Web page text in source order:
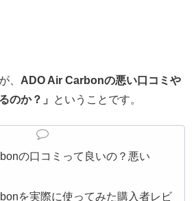
、 ADO Air Carbonの悪い口コミや
のか？」
ということです。
の口コミって良いの？悪い
を実際に使ってみた購入者レビ